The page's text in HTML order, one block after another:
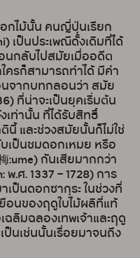
กไม้นั้น คนญี่ปุ่นเรียก
เป็นประเพณีดั้งเดิมที่ได้
กลับไปสมัยเมื่ออดีต
ครก็สามารถทำได้ มีคำ
จากบทกลอนว่า สมัย
ที่น่าจะเป็นยุคเริ่มต้น
เท่านั้น ที่ได้รับสิทธิ์
และช่วงสมัยนั้นก็ไม่ใช่
เป็นชมดอกเหมย หรือ
:ume) กันเสียมากกว่า
.ศ. 1337 – 1728) การ
ป็นดอกซากุระ ในช่วงที่
อนของฤดูใบไม้ผลิที่แท้
ฉลิมฉลองเทพเจ้าและฤดู
ป็นเช่นนั้นเรื่อยมาจนถึง